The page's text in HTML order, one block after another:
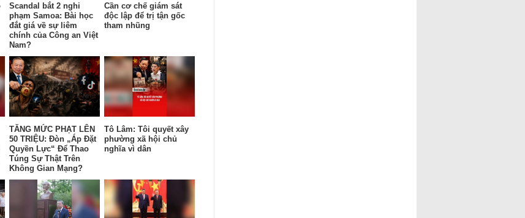
Scandal bắt 2 nghi
phạm Samoa: Bài học
đắt giá về sự liêm
chính của Công an Việt
Nam?
Cần cơ chế giám sát
độc lập để trị tận gốc
tham nhũng
TĂNG MỨC PHẠT LÊN
50 TRIỆU: Đòn „Áp Đặt
Quyền Lực“ Để Thao
Túng Sự Thật Trên
Không Gian Mạng?
Tô Lâm: Tôi quyết xây
phường xã hội chủ
nghĩa vì dân